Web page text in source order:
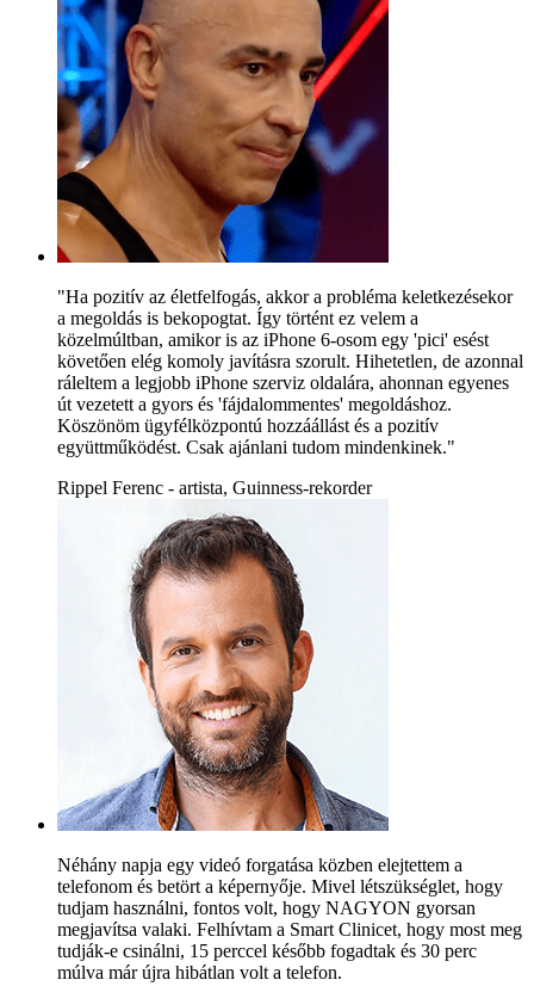
"Ha pozitív az életfelfogás, akkor a probléma keletkezésekor
a megoldás is bekopogtat. Így történt ez velem a
közelmúltban, amikor is az iPhone 6-osom egy 'pici' esést
követően elég komoly javításra szorult. Hihetetlen, de azonnal
ráleltem a legjobb iPhone szerviz oldalára, ahonnan egyenes
út vezetett a gyors és 'fájdalommentes' megoldáshoz.
Köszönöm ügyfélközpontú hozzáállást és a pozitív
együttműködést. Csak ajánlani tudom mindenkinek."
Rippel Ferenc - artista, Guinness-rekorder
Néhány napja egy videó forgatása közben elejtettem a
telefonom és betört a képernyője. Mivel létszükséglet, hogy
tudjam használni, fontos volt, hogy NAGYON gyorsan
megjavítsa valaki. Felhívtam a Smart Clinicet, hogy most meg
tudják-e csinálni, 15 perccel később fogadtak és 30 perc
múlva már újra hibátlan volt a telefon.